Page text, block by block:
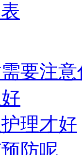
要注意
理才好
防呢